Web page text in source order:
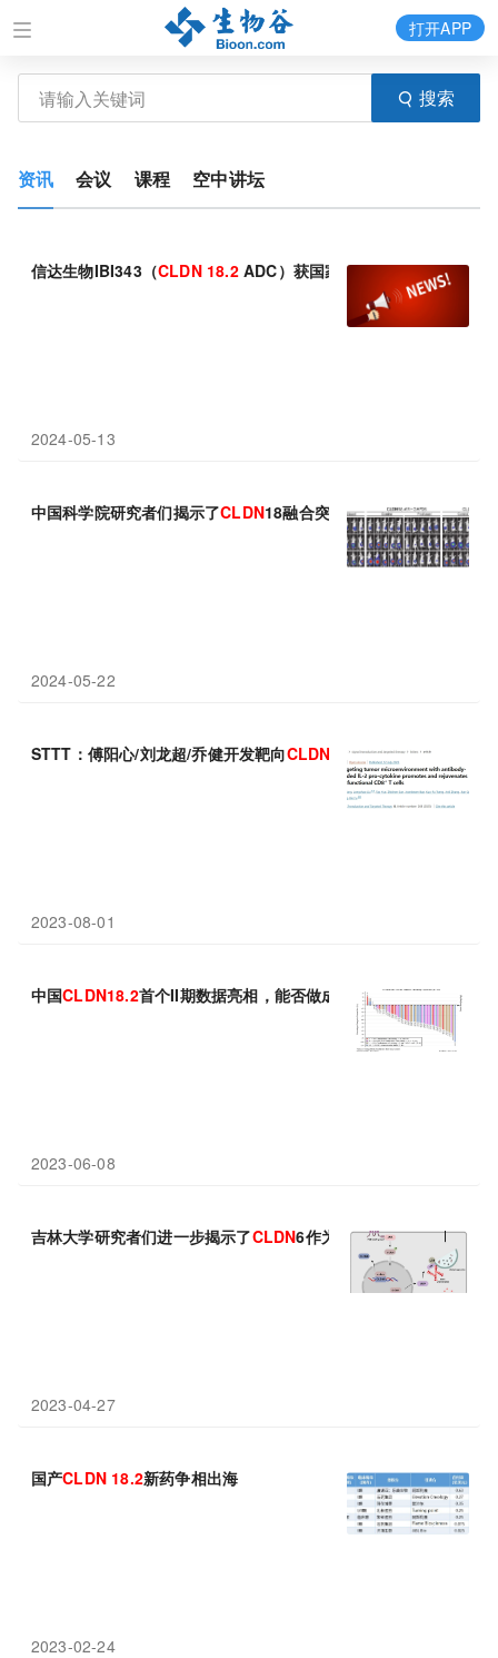
搜索
打开APP
资讯 会议 课程 空中讲坛
信达生物IBI343（CLDN 18.2ADC）获国家药品监督管理局纳入
2024-05-13
中国科学院研究者们揭示了CLDN18融合突变改善了胃癌卵巢转移
2024-05-22
STTT：傅阳心/刘龙超/乔健开发靶向CLDN18.2的细胞因子前药
2023-08-01
中国CLDN18.2首个II期数据亮相，能否做成best in class?
2023-06-08
吉林大学研究者们进一步揭示了CLDN6作为乳腺癌症诊断和治疗
2023-04-27
国产CLDN 18.2新药争相出海
2023-02-24